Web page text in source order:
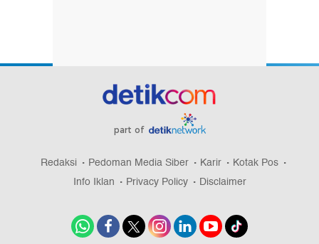
part of
Redaksi Pedoman Media Siber Karir
Kotak Pos
Info Iklan
Privacy Policy Disclaimer